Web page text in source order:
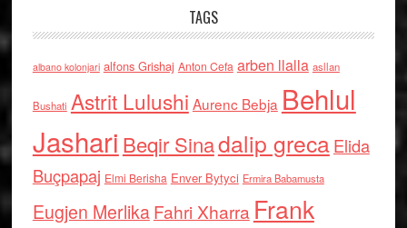
TAGS
albano kolonjari alfons Grishaj Anton Cefa arben llalla asllan
Bushati Astrit Lulushi Aurenc Bebja Behlul
Jashari Beqir Sinadalip grecaElida
Buçpapaj Elmi Berisha Enver Bytyci Ermira Babamusta
Eugjen MerlikaFahri Xharra Frank